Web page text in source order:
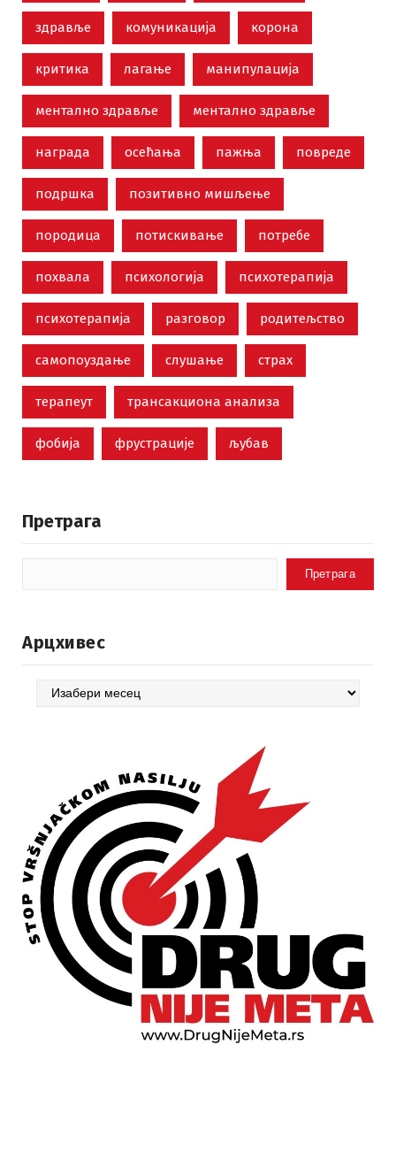
здравље комуникација корона
критика лагање манипулација
ментално здравље ментално здравље
награда осећања пажња повреде
подршка позитивно мишљење
породица потискивање потребе
похвала психологија психотерапија
психотерапија разговор родитељство
самопоуздање слушање страх
терапеут трансакциона анализа
фобија фрустрације љубав
Претрага
Претрага
Арцхивес
Арцхивес